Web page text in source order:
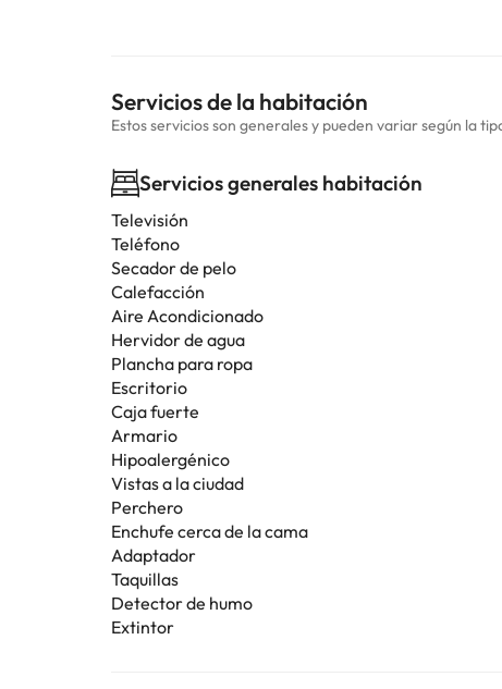
Servicios de la habitación
Estos servicios son generales y pueden variar según la
Servicios generales habitación
Televisión
Teléfono
Secador de pelo
Calefacción
Aire Acondicionado
Hervidor de agua
Plancha para ropa
Escritorio
Caja fuerte
Armario
Hipoalergénico
Vistas a la ciudad
Perchero
Enchufe cerca de la cama
Adaptador
Taquillas
Detector de humo
Extintor